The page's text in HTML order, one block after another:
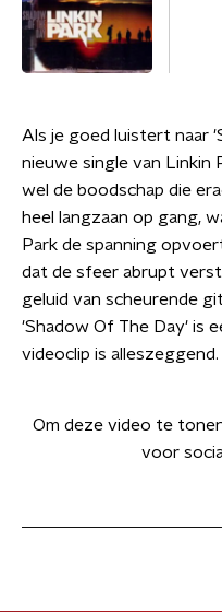
Als je goed luistert naar
nieuwe single van Linkin
wel de boodschap die
heel langzaan op gang,
Park de spanning
dat de sfeer abrupt
geluid van scheurende
'Shadow Of The Day' is
videoclip is alleszeggend.
Om deze video te
voor